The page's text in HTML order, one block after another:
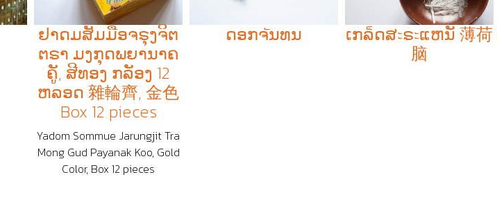
ຢາດມສັມມືອຈຣຸງຈິຕ
ຕຣາ ມງກຸດພຍານາຄ
ຄູັ, ສີທອງ ກລັອງ 12
ຫລອດ 雜輪齊, 金色
Box 12 pieces
Yadom Sommue Jarungjit Tra
Mong Gud Payanak Koo, Gold
Color, Box 12 pieces
ດອກຈัນທນ
ເກລ็ດສะຣะແຫນັ 薄荷
脑